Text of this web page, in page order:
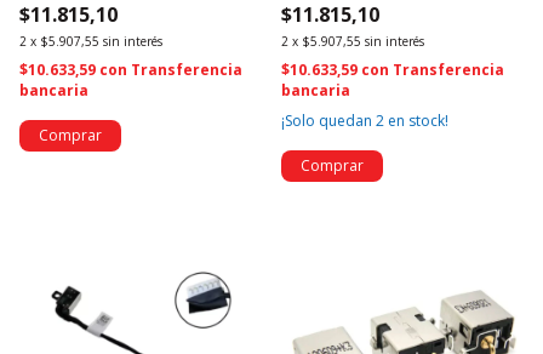
$11.815,10
2 x $5.907,55 sin interés
$10.633,59 con Transferencia
bancaria
$11.815,10
2 x $5.907,55 sin interés
$10.633,59 con Transferencia
bancaria
¡Solo quedan 2 en stock!